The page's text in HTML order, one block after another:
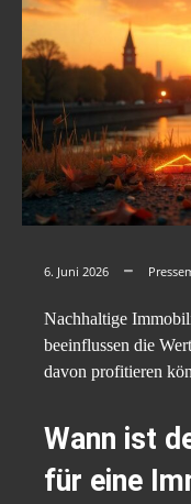
6. Juni 2026
Nachhaltige
beeinflussen die
davon profitieren
Wann ist
für eine